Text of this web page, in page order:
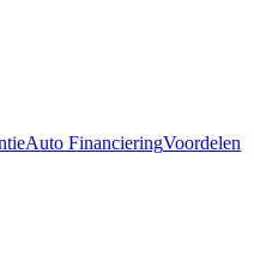
Auto FinancieringVoordelen